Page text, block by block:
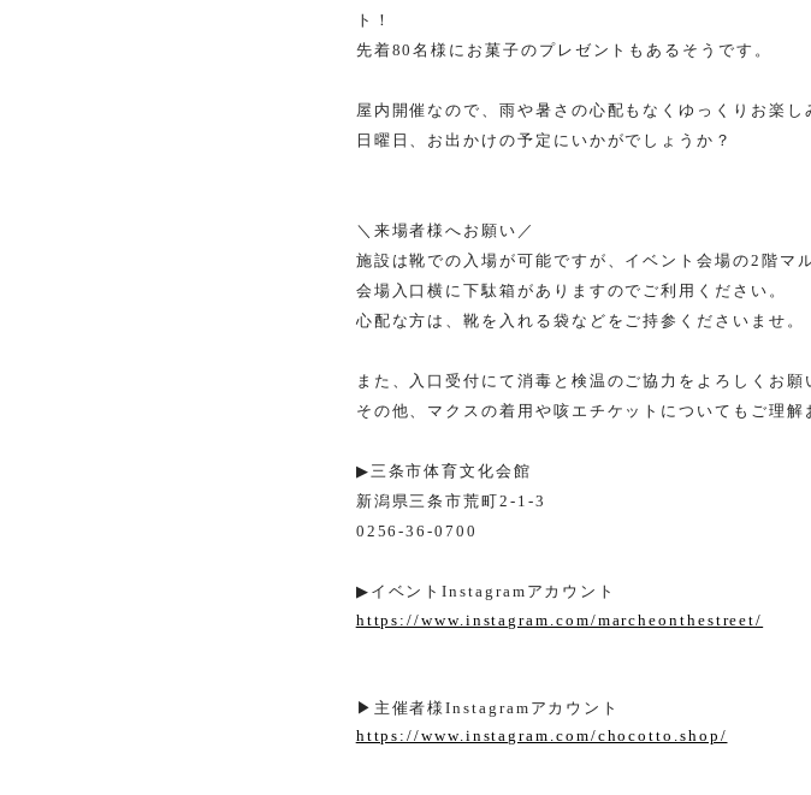
ト！
先着80名様にお菓子のプレゼントもあるそうです。
屋内開催なので、雨や暑さの心配もなくゆっくりお楽し
日曜日、お出かけの予定にいかがでしょうか？
＼来場者様へお願い／
施設は靴での入場が可能ですが、イベント会場の2 階マ
会場入口横に下駄箱がありますのでご利用ください。
心配な方は、靴を入れる袋などをご持参くださいませ。
また、入口受付にて消毒と検温のご協力をよろしくお願
その他、マクスの着用や咳エチケットについてもご理解
▶ 三条市体育文化会館
新潟県三条市荒町2-1-3
0256-36-0700
▶ イベントInstagram アカウント
https://www.instagram.com/marcheonthestreet/
▶︎主催者様Instagramアカウント
https://www.instagram.com/chocotto.shop/